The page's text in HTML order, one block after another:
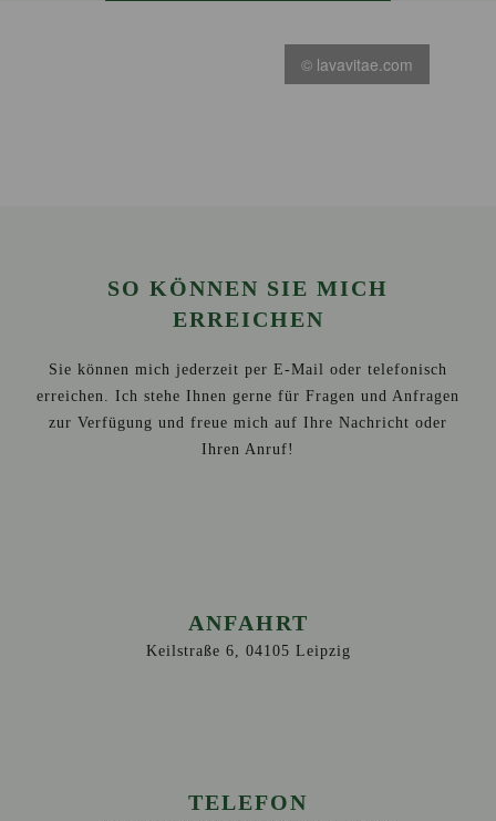
© lavavitae.com
SO KÖNNEN SIE MICH
ERREICHEN
Sie können mich jederzeit per E-Mail oder telefonisch
erreichen. Ich stehe Ihnen gerne für Fragen und Anfragen
zur Verfügung und freue mich auf Ihre Nachricht oder
Ihren Anruf!
ANFAHRT
Keilstraße 6, 04105 Leipzig
TELEFON